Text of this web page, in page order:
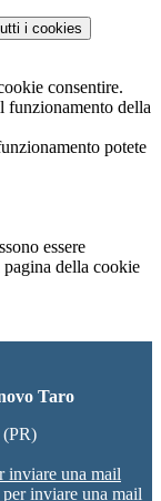
i cookies
consentire.
funzionamento della
potete
essere
della cookie
Taro
inviare una mail
inviare una mail